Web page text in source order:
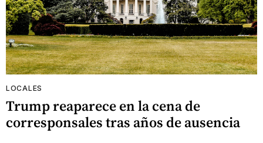
LOCALES
Trump reaparece en la cena de
corresponsales tras años de ausencia